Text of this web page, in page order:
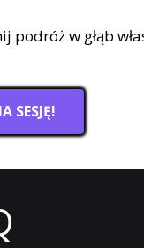
podróż w głąb
SESJĘ!